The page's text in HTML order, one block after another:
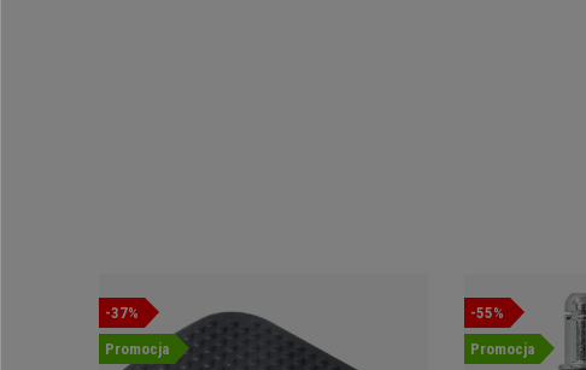
-37%
Promocja
-55%
Promocja